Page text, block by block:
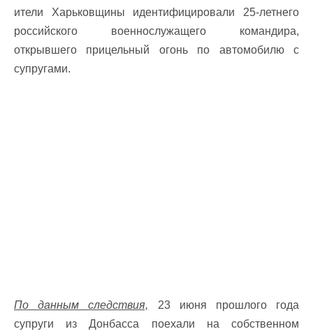
ители Харьковщины идентифицировали 25-летнего
российского военнослужащего командира,
открывшего прицельный огонь по автомобилю с
супругами.
По данным следствия, 23 июня прошлого года
супруги из Донбасса поехали на собственном